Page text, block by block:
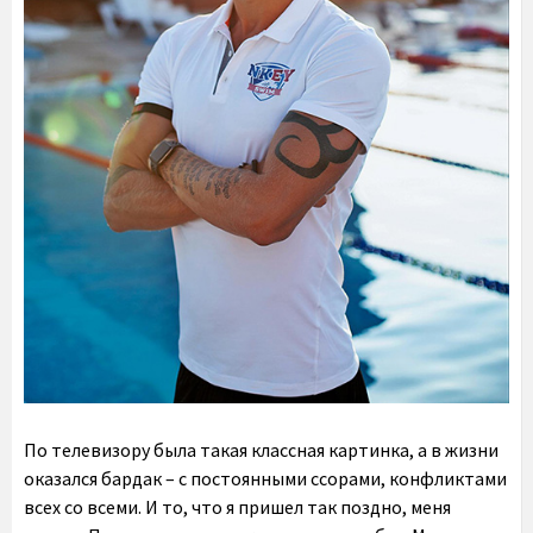
По телевизору была такая классная картинка, а в жизни
оказался бардак – с постоянными ссорами, конфликтами
всех со всеми. И то, что я пришел так поздно, меня